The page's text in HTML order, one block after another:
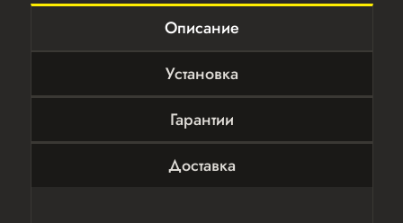
Описание
Установка
Гарантии
Доставка